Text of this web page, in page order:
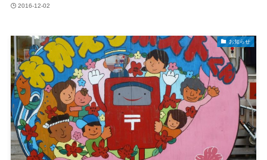
2016-12-02
お知らせ